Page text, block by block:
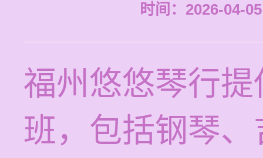
时间：2026-04-
福州悠悠琴行
班，包括钢琴